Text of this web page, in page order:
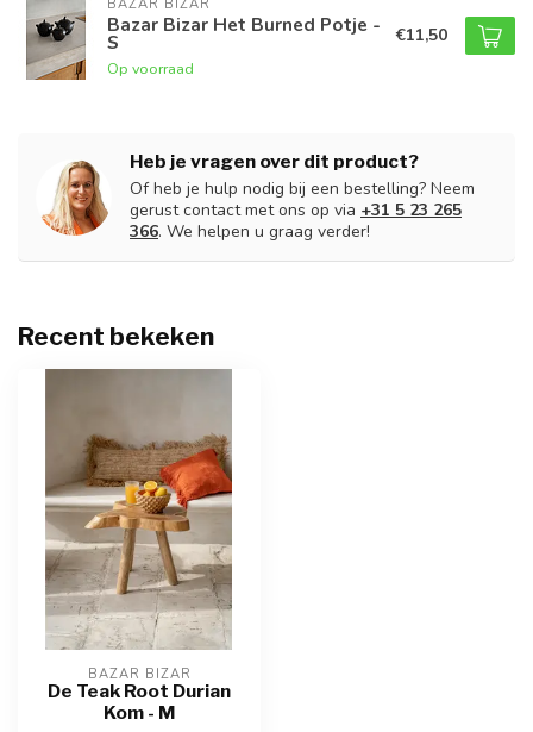
BAZAR BIZAR
Bazar Bizar Het Burned Potje -
S
Op voorraad
€11,50
Heb je vragen over dit product?
Of heb je hulp nodig bij een bestelling? Neem
gerust contact met ons op via +31 5 23 265
366. We helpen u graag verder!
Recent bekeken
BAZAR BIZAR
De Teak Root Durian
Kom - M